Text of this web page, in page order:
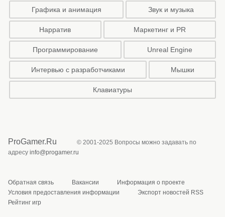
Графика и анимация Звук и музыка
Нарратив Маркетинг и PR
Программирование Unreal Engine
Интервью с разработчиками Мышки
Клавиатуры
ProGamer.Ru
© 2001-2025 Вопросы можно задавать по
адресу info@progamer.ru
Обратная связь Вакансии
Информация о проекте
Условия предоставления информации
Экспорт новостей RSS
Рейтинг игр